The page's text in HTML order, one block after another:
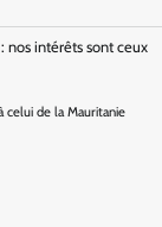
nos intérêts sont ceux
de la Mauritanie